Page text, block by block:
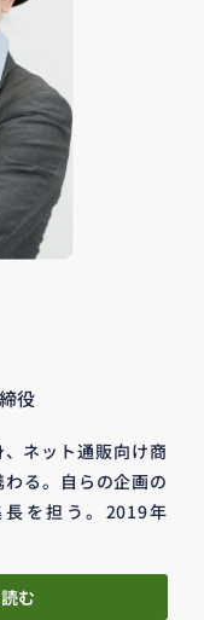
役
ネット通販向け商
る。自らの企画の
を担う。2019年
む